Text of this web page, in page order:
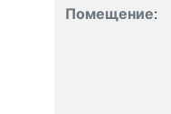
Помещение: